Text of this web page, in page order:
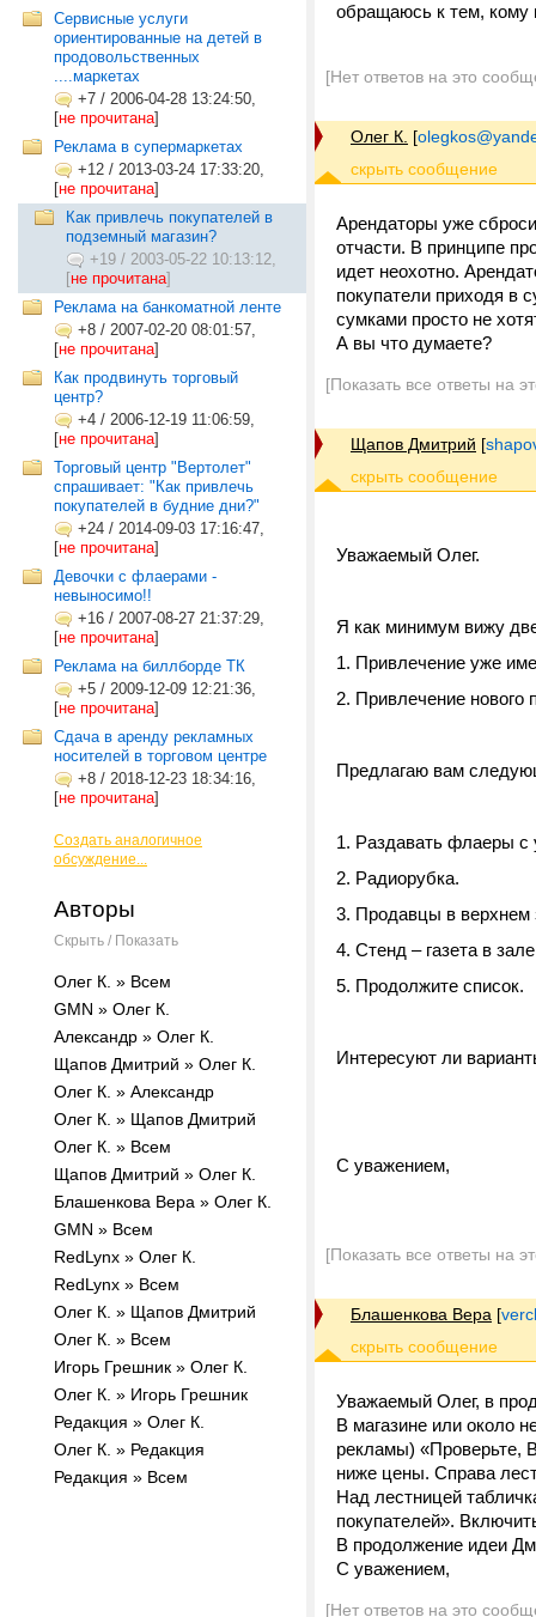
Сервисные услуги
ориентированные на детей в
продовольственных
....маркетах
+7 / 2006-04-28 13:24:50,
[не прочитана]
Реклама в супермаркетах
+12 / 2013-03-24 17:33:20,
[не прочитана]
Как привлечь покупателей в
подземный магазин?
+19 / 2003-05-22 10:13:12,
[не прочитана]
Реклама на банкоматной ленте
+8 / 2007-02-20 08:01:57,
[не прочитана]
Как продвинуть торговый
центр?
+4 / 2006-12-19 11:06:59,
[не прочитана]
Торговый центр "Вертолет"
спрашивает: "Как привлечь
покупателей в будние дни?"
+24 / 2014-09-03 17:16:47,
[не прочитана]
Девочки с флаерами -
невыносимо!!
+16 / 2007-08-27 21:37:29,
[не прочитана]
Реклама на биллборде ТК
+5 / 2009-12-09 12:21:36,
[не прочитана]
Сдача в аренду рекламных
носителей в торговом центре
+8 / 2018-12-23 18:34:16,
[не прочитана]
Создать аналогичное
обсуждение...
Авторы
Скрыть / Показать
Олег К. » Всем
GMN » Олег К.
Александр » Олег К.
Щапов Дмитрий » Олег К.
Олег К. » Александр
Олег К. » Щапов Дмитрий
Олег К. » Всем
Щапов Дмитрий » Олег К.
Блашенкова Вера » Олег К.
GMN » Всем
RedLynx » Олег К.
RedLynx » Всем
Олег К. » Щапов Дмитрий
Олег К. » Всем
Игорь Грешник » Олег К.
Олег К. » Игорь Грешник
Редакция » Олег К.
Олег К. » Редакция
Редакция » Всем
обращаюсь к тем, кому
[Нет ответов на это
Олег К. [
Арендаторы уже
отчасти. В принципе
идет неохотно.
покупатели приходя в
сумками просто не
А вы что думаете?
[Показать все ответы на
Щапов Дмитрий [
Уважаемый Олег.
Я как минимум вижу
1. Привлечение уже
2. Привлечение нового
Предлагаю вам
Раздавать флаеры с
Радиорубка.
Продавцы в верхнем
Стенд – газета в
Продолжите список.
Интересуют ли
С уважением,
[Показать все ответы на
Блашенкова Вера [
Уважаемый Олег, в
В магазине или около
рекламы) «Проверьте,
ниже цены. Справа
Над лестницей
покупателей».
В продолжение идеи
С уважением,
[Нет ответов на это